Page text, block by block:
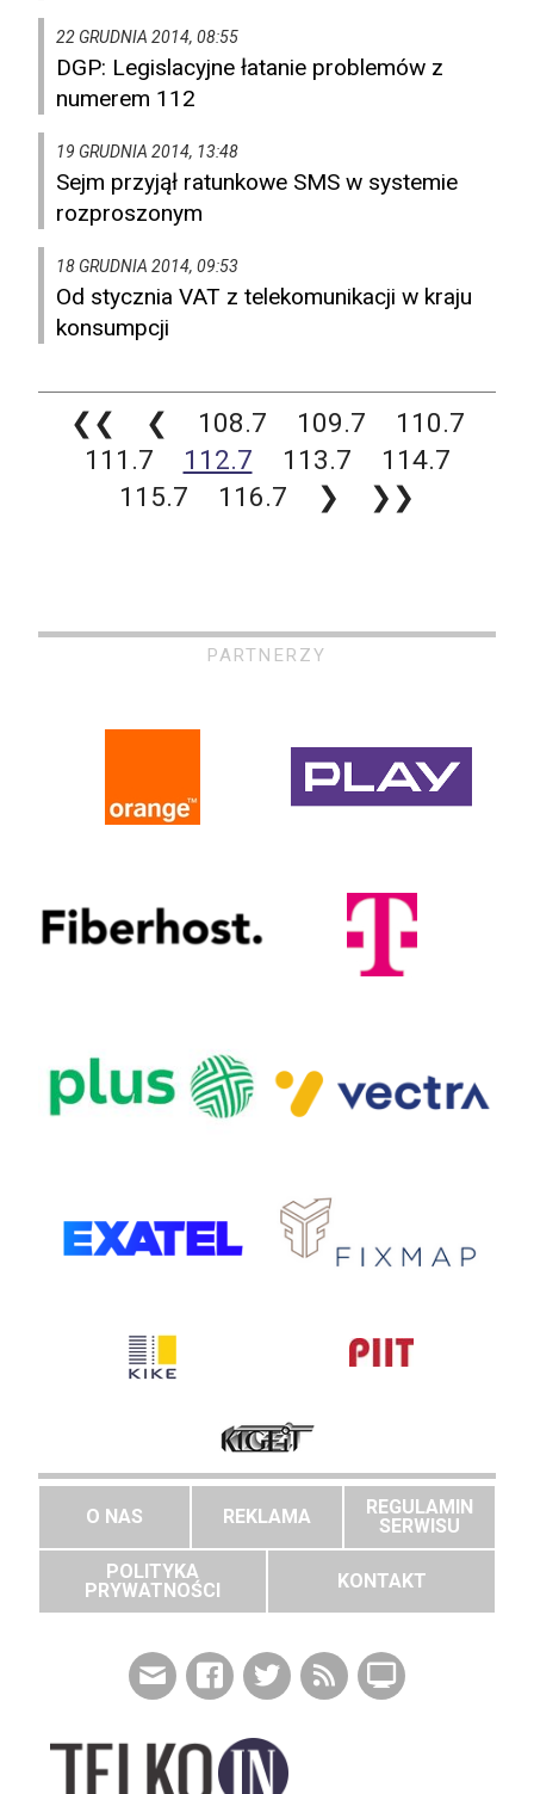
22 GRUDNIA 2014, 08:55
DGP: Legislacyjne łatanie problemów z
numerem 112
19 GRUDNIA 2014, 13:48
Sejm przyjął ratunkowe SMS w systemie
rozproszonym
18 GRUDNIA 2014, 09:53
Od stycznia VAT z telekomunikacji w kraju
konsumpcji
❮❮ ❮ 108.7 109.7
110.7
111.7
112.7 113.7
114.7
115.7
116.7 ❯ ❯❯
PARTNERZY
O NAS REKLAMA
REGULAMIN
SERWISU
POLITYKA
PRYWATNOŚCI
KONTAKT